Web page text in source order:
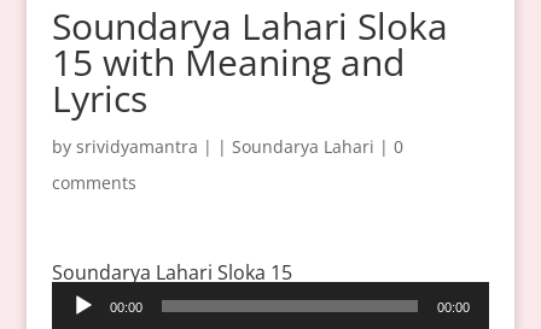
Soundarya Lahari Sloka
15 with Meaning and
Lyrics
by srividyamantra | | Soundarya Lahari | 0
comments
Soundarya Lahari Sloka 15
Audio
00:00 00:00